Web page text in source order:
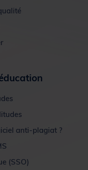
anti-plagiat ?
(SSO)